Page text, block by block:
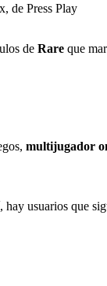
de Press Play
de Rare que
multijugador
hay usuarios que